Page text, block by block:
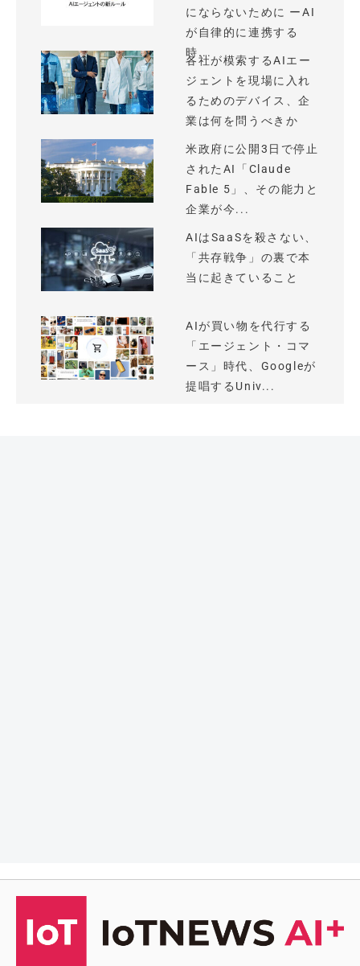
にならないために ーAI
が自律的に連携する
時...
各社が模索するAIエー
ジェントを現場に入れ
るためのデバイス、企
業は何を問うべきか
米政府に公開3日で停止
されたAI「Claude
Fable 5」、その能力と
企業が今...
AIはSaaSを殺さない、
「共存戦争」の裏で本
当に起きていること
AIが買い物を代行する
「エージェント・コマ
ース」時代、Googleが
提唱するUniv...